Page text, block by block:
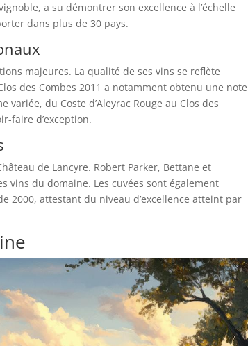
a su démontrer son excellence à l’échelle
dans plus de 30 pays.
majeures. La qualité de ses vins se reflète
des Combes 2011 a notamment obtenu une note
du Coste d’Aleyrac Rouge au Clos des
faire d’exception.
de Lancyre. Robert Parker, Bettane et
vins du domaine. Les cuvées sont également
2000, attestant du niveau d’excellence atteint par